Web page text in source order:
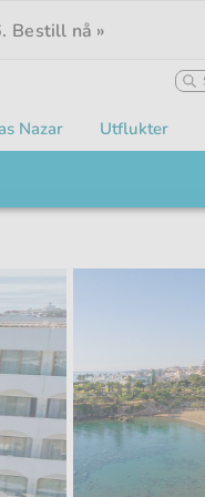
Bestill nå »
Nazar Utflukter